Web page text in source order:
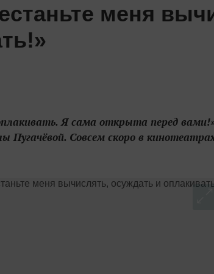
меня
Я сама открыта перед
Пугачёвой. Совсем скоро в